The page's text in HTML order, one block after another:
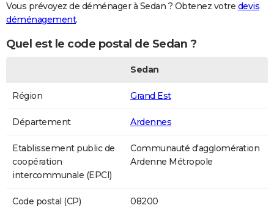
Vous prévoyez de déménager à Sedan ? Obtenez votre devis
déménagement.
Quel est le code postal de Sedan ?
Sedan
Région Grand Est
Département Ardennes
Etablissement public de
coopération
intercommunale (EPCI)
Communauté d'agglomération
Ardenne Métropole
Code postal (CP) 08200